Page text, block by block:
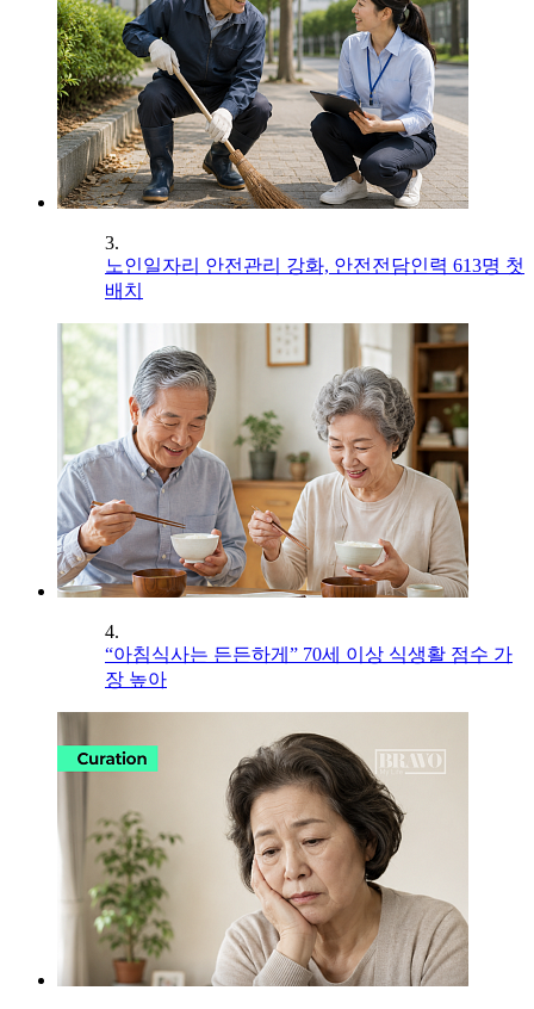
3.
노인일자리 안전관리 강화, 안전전담인력 613명 첫
배치
4.
“아침식사는 든든하게” 70세 이상 식생활 점수 가
장 높아